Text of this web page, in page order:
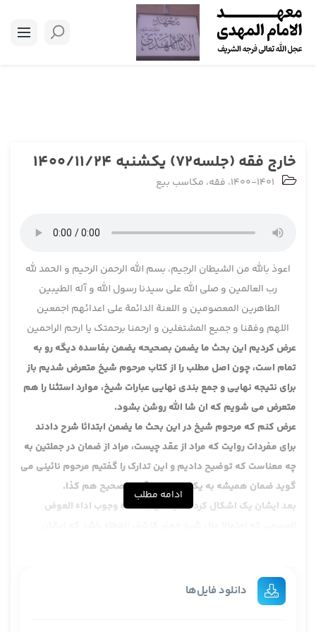
خارج فقه (جلسه72) یکشنبه 1400/11/24
1400-1401، فقه، مکاسب بیع
اعوذ بالله من الشیطان الرجیم، بسم الله الرحمن الرحیم و الحمد لله
رب العالمین و صلی الله علی سیدنا رسول الله و آله الطیبین
الطاهرین المعصومین و اللعنة الدائمة علی اعدائهم اجمعین
اللهم وفقنا و جمیع المشتغلین و ارحمنا برحمتک یا ارحم الراحمین
عرض کردیم این بحث ما یضمن بصحیحه یضمن بفاسده دیگه رو به
تمام است، چون اصل مطلب را از کتاب مرحوم شیخ متعرض شدیم باز
برای نتیجه نهایی و جمع بندی نهایی عبارات شیخ، موارد استثنا را هم
متعرض می شویم که ان شا الله روشن بشود.
عرض کنم که مرحوم شیخ در این بحث ما یضمن ابتدائا شرح دادند
برای مفردات روایت که مراد از عقد چیست، مراد از ضمان در جملتین به
چه معناست که توضیح دادیم و این تدارک را گفتیم مرحوم نائینی می
گوید ضمان همیشه به یک معناست، آن در صحیح هم کذا.
بعد ایشان یک اشکال کرد که یضمن بفاسده وجوب اداء العوض
بدهند و ما عرض کردیم این اشکال را خب ندارد، مفردات این عبارت را
توضیح دادند خیلی هم خوب است و نکته خاصی ندارد اما حالا این به
ادامه مطلب
دانلود فایل‌ها